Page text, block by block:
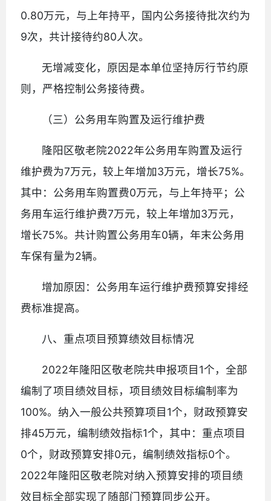
0.80万元，与上年持平，国内公务接待批次约为
9次，共计接待约80人次。
无增减变化，原因是本单位坚持厉行节约原
则，严格控制公务接待费。
（三）公务用车购置及运行维护费
隆阳区敬老院2022年公务用车购置及运行
维护费为7万元，较上年增加3万元，增长75%。
其中：公务用车购置费0万元，与上年持平；公
务用车运行维护费7万元，较上年增加3万元，
增长75%。共计购置公务用车0辆，年末公务用
车保有量为2辆。
增加原因：公务用车运行维护费预算安排经
费标准提高。
八、重点项目预算绩效目标情况
2022年隆阳区敬老院共申报项目1个，全部
编制了项目绩效目标，项目绩效目标编制率为
100%。纳入一般公共预算项目1个，财政预算安
排45万元，编制绩效指标1个，其中：重点项目
0个，财政预算安排0元，编制绩效指标0个。
2022年隆阳区敬老院对纳入预算安排的项目绩
效目标全部实现了随部门预算同步公开。